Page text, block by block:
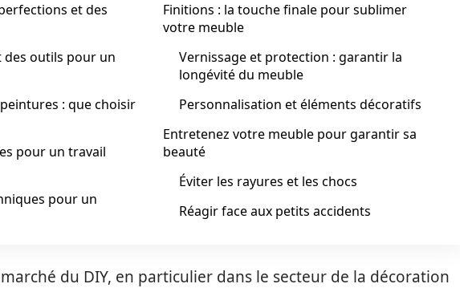
et des
des outils pour un
: que choisir
pour un travail
pour un
Finitions : la touche finale pour sublimer
votre meuble
Vernissage et protection : garantir la
longévité du meuble
Personnalisation et éléments décoratifs
Entretenez votre meuble pour garantir sa
beauté
Éviter les rayures et les chocs
Réagir face aux petits accidents
du DIY, en particulier dans le secteur de la décoration